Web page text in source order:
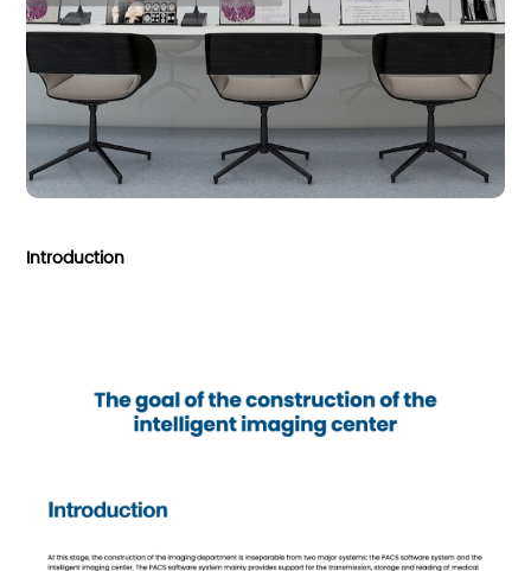
Introduction Case Studies Related Products
Introduction